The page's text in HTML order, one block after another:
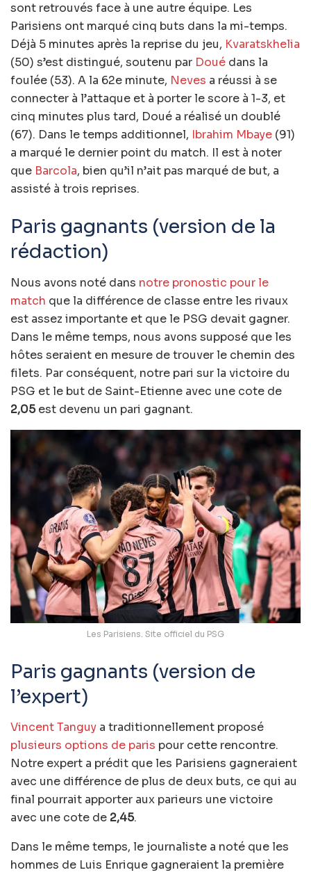
sont retrouvés face à une autre équipe. Les
Parisiens ont marqué cinq buts dans la mi-temps.
Déjà 5 minutes après la reprise du jeu, Kvaratskhelia
(50) s’est distingué, soutenu par Doué dans la
foulée (53). A la 62e minute, Neves a réussi à se
connecter à l’attaque et à porter le score à 1-3, et
cinq minutes plus tard, Doué a réalisé un doublé
(67). Dans le temps additionnel, Ibrahim Mbaye (91)
a marqué le dernier point du match. Il est à noter
que Barcola, bien qu’il n’ait pas marqué de but, a
assisté à trois reprises.
Paris gagnants (version de la
rédaction)
Nous avons noté dans notre pronostic pour le
match que la différence de classe entre les rivaux
est assez importante et que le PSG devait gagner.
Dans le même temps, nous avons supposé que les
hôtes seraient en mesure de trouver le chemin des
filets. Par conséquent, notre pari sur la victoire du
PSG et le but de Saint-Etienne avec une cote de
2,05est devenu un pari gagnant.
Les Parisiens. Site officiel du PSG
Paris gagnants (version de
l’expert)
Vincent Tanguy a traditionnellement proposé
plusieurs options de paris pour cette rencontre.
Notre expert a prédit que les Parisiens gagneraient
avec une différence de plus de deux buts, ce qui au
final pourrait apporter aux parieurs une victoire
avec une cote de 2,45.
Dans le même temps, le journaliste a noté que les
hommes de Luis Enrique gagneraient la première